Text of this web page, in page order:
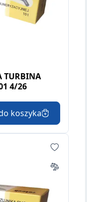
TURBINA
4/26
koszyka